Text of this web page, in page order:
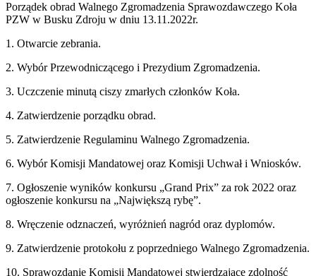
Porządek obrad Walnego Zgromadzenia Sprawozdawczego Koła
PZW w Busku Zdroju w dniu 13.11.2022r.
1. Otwarcie zebrania.
2. Wybór Przewodniczącego i Prezydium Zgromadzenia.
3. Uczczenie minutą ciszy zmarłych członków Koła.
4. Zatwierdzenie porządku obrad.
5. Zatwierdzenie Regulaminu Walnego Zgromadzenia.
6. Wybór Komisji Mandatowej oraz Komisji Uchwał i Wniosków.
7. Ogłoszenie wyników konkursu „Grand Prix” za rok 2022 oraz
ogłoszenie konkursu na „Największą rybę”.
8. Wręczenie odznaczeń, wyróżnień nagród oraz dyplomów.
9. Zatwierdzenie protokołu z poprzedniego Walnego Zgromadzenia.
10. Sprawozdanie Komisji Mandatowej stwierdzające zdolność